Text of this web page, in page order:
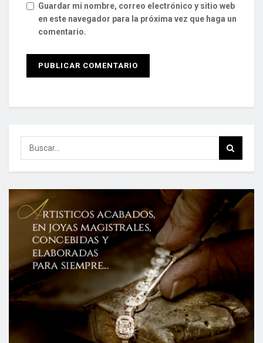
Guardar mi nombre, correo electrónico y sitio web
en este navegador para la próxima vez que haga un
comentario.